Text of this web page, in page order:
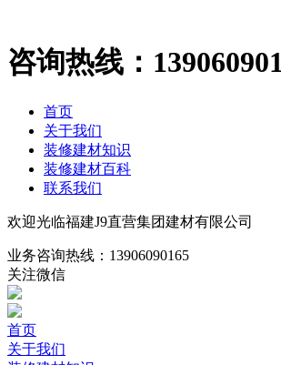
咨询热线：
首页
关于我们
装修建材知识
装修建材百科
联系我们
欢迎光临福建J9直营集团建材有限公司
业务咨询热线： 13906090165
关注微信
首页
关于我们